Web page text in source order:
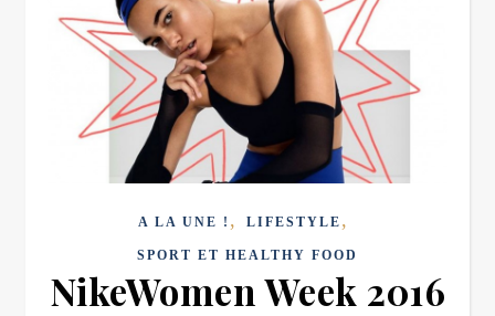
A LA UNE ! , LIFESTYLE ,
SPORT ET HEALTHY FOOD
NikeWomen Week 2016